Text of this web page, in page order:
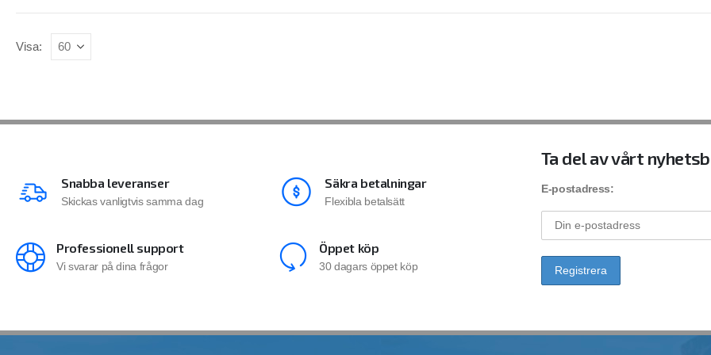
Visa:
Snabba leveranser
Skickas vanligtvis samma dag
Säkra betalningar
Flexibla betalsätt
Professionell support
Vi svarar på dina frågor
Öppet köp
30 dagars öppet köp
Ta del av vårt
E-postadress: